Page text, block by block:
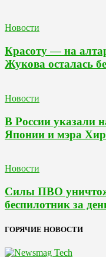
Новости
Красоту — на
Жукова осталась
Новости
В России указали
Японии и мэра
Новости
Силы ПВО
беспилотник за
ГОРЯЧИЕ НОВОСТИ